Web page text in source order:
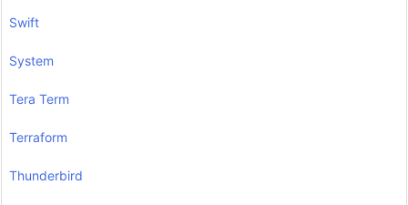
Swift
System
Tera Term
Terraform
Thunderbird